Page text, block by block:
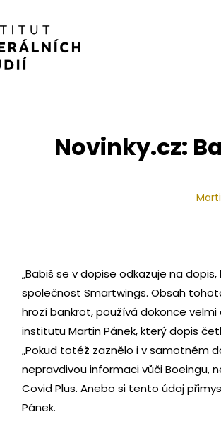
Novinky.cz:
„Babiš se v dopise odkazuje na
společnost Smartwings. Obsah
hrozí bankrot, používá dokonce velmi
institutu Martin Pánek, který dopis
„Pokud totéž zaznělo i v samotném
nepravdivou informaci vůči Boeingu,
Covid Plus. Anebo si tento údaj
Pánek.